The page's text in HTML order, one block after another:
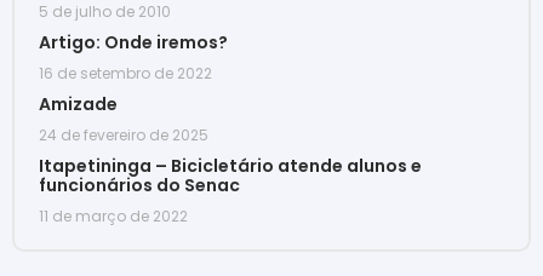
5 de julho de 2010
Artigo: Onde iremos?
16 de setembro de 2022
Amizade
24 de fevereiro de 2025
Itapetininga – Bicicletário atende alunos e
funcionários do Senac
11 de março de 2022